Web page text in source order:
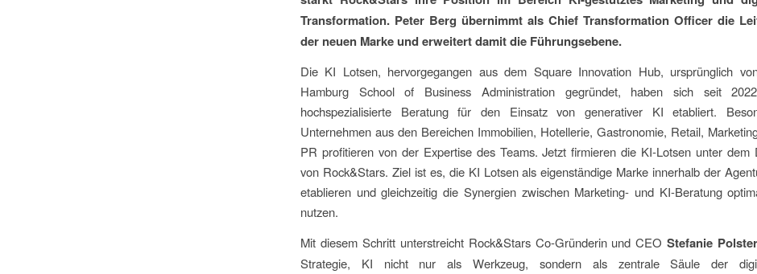
Transformation. Peter Berg übernimmt als Chief Transformation Officer die
der neuen Marke und erweitert damit die Führungsebene.
Die KI Lotsen, hervorgegangen aus dem Square Innovation Hub, ursprünglich
Hamburg School of Business Administration gegründet, haben sich seit
hochspezialisierte Beratung für den Einsatz von generativer KI etabliert.
Unternehmen aus den Bereichen Immobilien, Hotellerie, Gastronomie, Retail,
PR profitieren von der Expertise des Teams. Jetzt firmieren die KI-Lotsen unter dem
von Rock&Stars. Ziel ist es, die KI Lotsen als eigenständige Marke innerhalb der
etablieren und gleichzeitig die Synergien zwischen Marketing- und KI-Beratung
nutzen.
Mit diesem Schritt unterstreicht Rock&Stars Co-Gründerin und CEOStefanie Polster
Strategie, KI nicht nur als Werkzeug, sondern als zentrale Säule der